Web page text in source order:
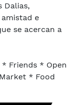
Dalias,
e
se acercan a
Friends * Open
* Food